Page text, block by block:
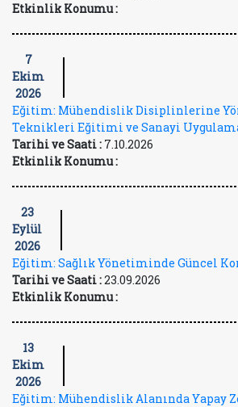
Etkinlik Konumu :
7
Ekim
2026
Eğitim: Mühendislik Disiplinlerine
Teknikleri Eğitimi ve Sanayi
Tarihi ve Saati : 7.10.2026
Etkinlik Konumu :
23
Eylül
2026
Eğitim: Sağlık Yönetiminde Güncel
Tarihi ve Saati :23.09.2026
Etkinlik Konumu :
13
Ekim
2026
Eğitim: Mühendislik Alanında Yapay